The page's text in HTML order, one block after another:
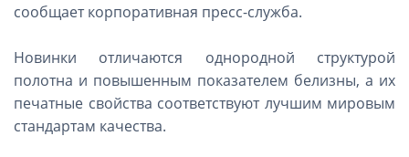
сообщает корпоративная пресс-служба.
Новинки отличаются однородной структурой
полотна и повышенным показателем белизны, а их
печатные свойства соответствуют лучшим мировым
стандартам качества.